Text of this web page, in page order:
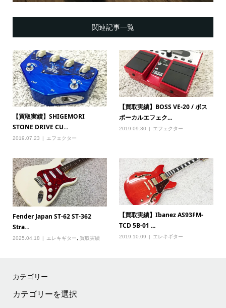
関連記事一覧
【買取実績】SHIGEMORI
STONE DRIVE CU...
2019.07.23 エフェクター
【買取実績】BOSS VE-20 / ボス
ボーカルエフェク...
2019.09.30 エフェクター
Fender Japan ST-62 ST-362
Stra...
2025.04.18 エレキギター 買取実績
【買取実績】Ibanez AS93FM-
TCD 5B-01 ...
2019.10.09 エレキギター
カテゴリー
カ
テ